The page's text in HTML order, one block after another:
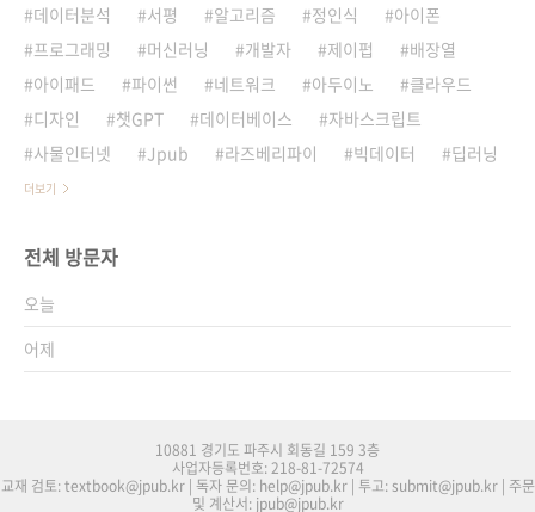
데이터분석
서평 알고리즘 정인식
아이폰
프로그래밍
머신러닝 개발자 제이펍
배장열
아이패드
파이썬 네트워크 아두이노
클라우드
디자인
챗GPT 데이터베이스
자바스크립트
사물인터넷
Jpub 라즈베리파이 빅데이터 딥러닝
더보기
전체 방문자
오늘
어제
10881 경기도 파주시 회동길 159 3층
사업자등록번호: 218-81-72574
교재 검토: textbook@jpub.kr | 독자 문의: help@jpub.kr | 투고: submit@jpub.kr | 주문
및 계산서: jpub@jpub.kr